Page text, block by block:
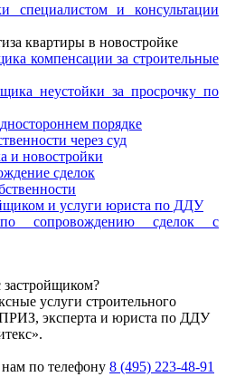
специалистом и консультации
квартиры в новостройке
компенсации за строительные
неустойки за просрочку по
порядке
через суд
и новостройки
сделок
и услуги юриста по ДДУ
сопровождению сделок с
застройщиком?
услуги строительного
эксперта и юриста по ДДУ
нам по телефону 8 (495) 223-48-91